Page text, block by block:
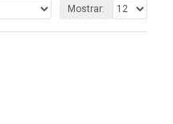
Mostrar: